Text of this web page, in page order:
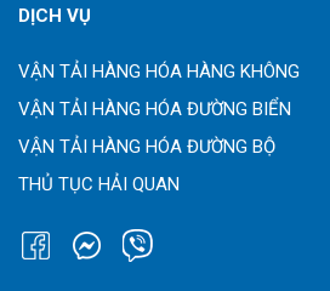
DỊCH VỤ
VẬN TẢI HÀNG HÓA HÀNG KHÔNG
VẬN TẢI HÀNG HÓA ĐƯỜNG BIỂN
VẬN TẢI HÀNG HÓA ĐƯỜNG BỘ
THỦ TỤC HẢI QUAN